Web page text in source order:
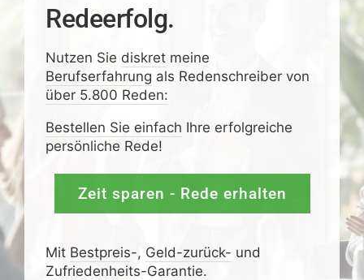
Redeerfolg.
Nutzen Sie diskretmeine
Berufserfahrung als Redenschreiber von
über 5.800 Reden:
Bestellen Sie einfach Ihre erfolgreiche
persönliche Rede!
Zeit sparen - Rede erhalten
Mit Bestpreis-, Geld-zurück- und
Zufrieden­­heits-Garantie.